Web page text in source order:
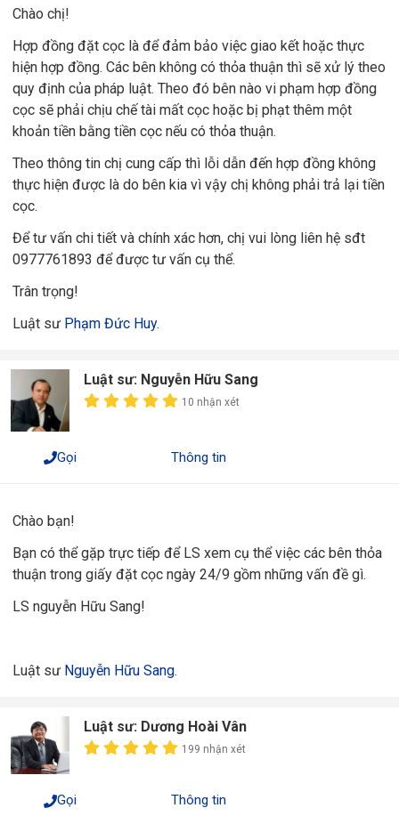
Chào chị!
Hợp đồng đặt cọc là để đảm bảo việc giao kết hoặc thực
hiện hợp đồng. Các bên không có thỏa thuận thì sẽ xử lý theo
quy định của pháp luật. Theo đó bên nào vi phạm hợp đồng
cọc sẽ phải chịu chế tài mất cọc hoặc bị phạt thêm một
khoản tiền bằng tiền cọc nếu có thỏa thuận.
Theo thông tin chị cung cấp thì lỗi dẫn đến hợp đồng không
thực hiện được là do bên kia vì vậy chị không phải trả lại tiền
cọc.
Để tư vấn chi tiết và chính xác hơn, chị vui lòng liên hệ sđt
0977761893 để được tư vấn cụ thể.
Trân trọng!
Luật sư Phạm Đức Huy.
Luật sư: Nguyễn Hữu Sang
10 nhận xét
Gọi Thông tin
Chào bạn!
Bạn có thể gặp trực tiếp để LS xem cụ thể việc các bên thỏa
thuận trong giấy đặt cọc ngày 24/9 gồm những vấn đề gì.
LS nguyễn Hữu Sang!
Luật sư Nguyễn Hữu Sang.
Luật sư: Dương Hoài Vân
199 nhận xét
Gọi Thông tin